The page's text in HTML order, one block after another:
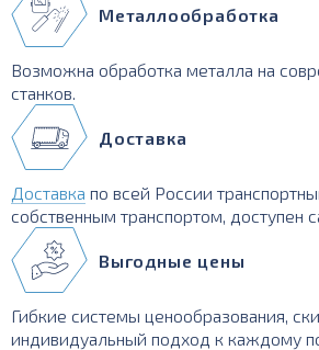
Металлообработка
Возможна обработка металла на
станков.
Доставка
Доставка по всей России
собственным транспортом, доступен
Выгодные цены
Гибкие системы ценообразования,
индивидуальный подход к каждому